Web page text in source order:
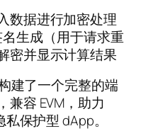
数据进行加密处理
名生成（用于请求重
密并显示计算结果
建了一个完整的端
兼容 EVM，助力
保护型 dApp。